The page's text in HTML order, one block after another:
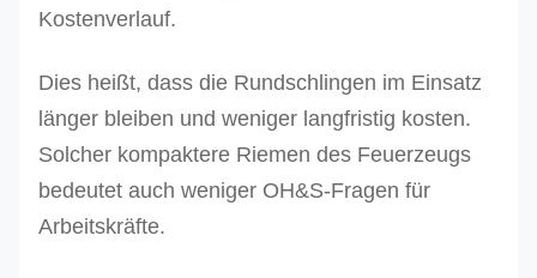
Kostenverlauf.
Dies heißt, dass die Rundschlingen im Einsatz
länger bleiben und weniger langfristig kosten.
Solcher kompaktere Riemen des Feuerzeugs
bedeutet auch weniger OH&S-Fragen für
Arbeitskräfte.